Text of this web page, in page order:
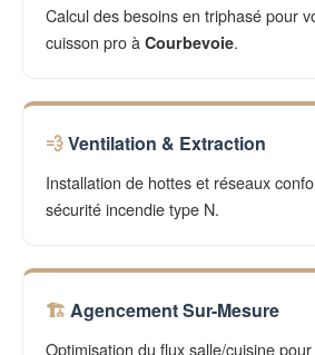
Calcul des besoins en triphasé pour
cuisson pro à Courbevoie.
Ventilation & Extraction
Installation de hottes et réseaux
sécurité incendie type N.
Agencement Sur-Mesure
Optimisation du flux salle/cuisine